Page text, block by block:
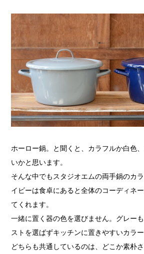
ホーロー鍋。と聞くと、カラフルか白色
いかと思います。
そんな中でもスタジオエムの両手鍋のカ
イビーは食卓にあると全体のコーディネ
てくれます。
一緒に置く器の色を選びません。グレー
ストを選ばずキッチンに置きやすいカラー
どちらも共通しているのは、どこか素朴